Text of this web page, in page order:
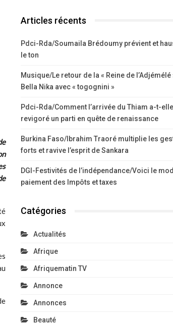
Articles récents
Pdci-Rda/Soumaila Brédoumy prévient et
le ton
Musique/Le retour de la « Reine de l’Adjémélé
Bella Nika avec « togognini »
Pdci-Rda/Comment l’arrivée du Thiam a-t-elle
revigoré un parti en quête de renaissance
Burkina Faso/Ibrahim Traoré multiplie les
forts et ravive l’esprit de Sankara
DGI-Festivités de l’indépendance/Voici le
paiement des Impôts et taxes
Catégories
Actualités
Afrique
Afriquematin TV
Annonce
Annonces
Beauté